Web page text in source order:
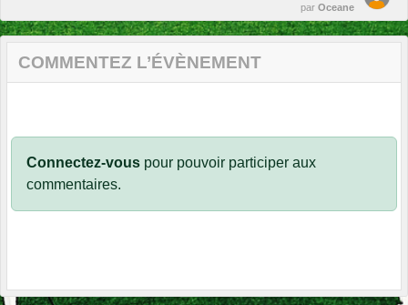
par Oceane
COMMENTEZ L’ÉVÈNEMENT
Connectez-vous pour pouvoir participer aux
commentaires.